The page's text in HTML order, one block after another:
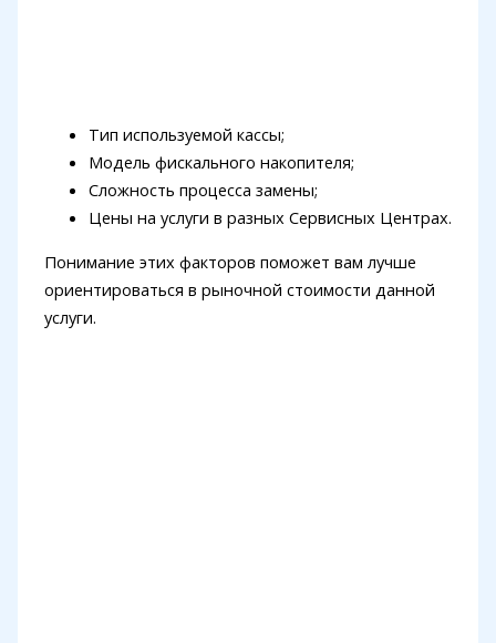
Тип используемой кассы;
Модель фискального накопителя;
Сложность процесса замены;
Цены на услуги в разных Сервисных Центрах.
Понимание этих факторов поможет вам лучше
ориентироваться в рыночной стоимости данной
услуги.